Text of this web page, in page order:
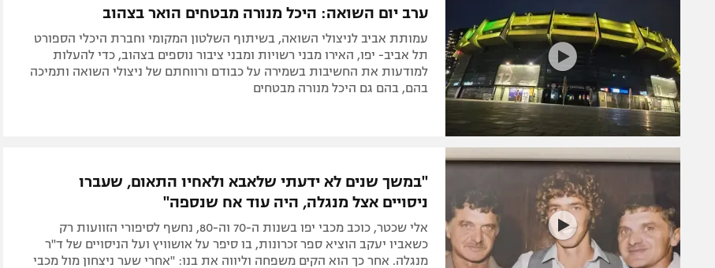
ערב יום השואה: היכל מנורה מבטחים הואר בצהוב
עמותת אביב לניצולי השואה, בשיתוף השלטון המקומי וחברת היכלי הספורט
תל אביב- יפו, האירו מבני רשויות ומבני ציבור נוספים בצהוב, כדי להעלות
למודעות את החשיבות בשמירה על כבודם ורווחתם של ניצולי השואה ותמיכה
בהם, בהם גם היכל מנורה מבטחים
"במשך שנים לא ידעתי שלאבא ולאחיו התאום, שעברו
ניסויים אצל מנגלה, היה עוד אח שנספה"
אלי שכטר, כוכב מכבי יפו בשנות ה-70 וה-80, נחשף לסיפורי הזוועות רק
כשאביו יעקב הוציא ספר זכרונות, בו סיפר על אושוויץ ועל הניסויים של ד"ר
מנגלה. אחר כך הוא הקים משפחה וליווה את בנו: "אחרי שער ניצחון מול מכבי